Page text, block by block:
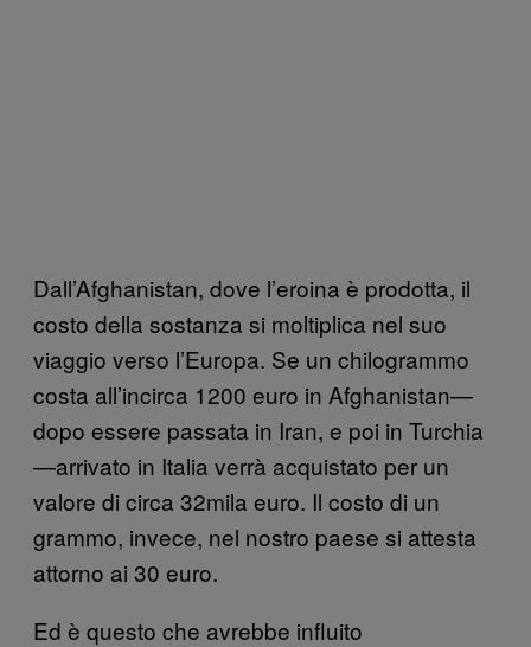
Dall’Afghanistan, dove l’eroina è prodotta, il
costo della sostanza si moltiplica nel suo
viaggio verso l’Europa. Se un chilogrammo
costa all’incirca 1200 euro in Afghanistan—
dopo essere passata in Iran, e poi in Turchia
—arrivato in Italia verrà acquistato per un
valore di circa 32mila euro. Il costo di un
grammo, invece, nel nostro paese si attesta
attorno ai 30 euro.
Ed è questo che avrebbe influito